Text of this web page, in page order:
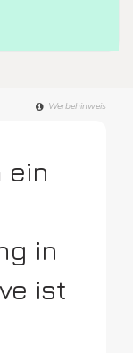
Werbehinweis
ein
in
ist